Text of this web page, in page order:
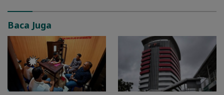
Baca Juga